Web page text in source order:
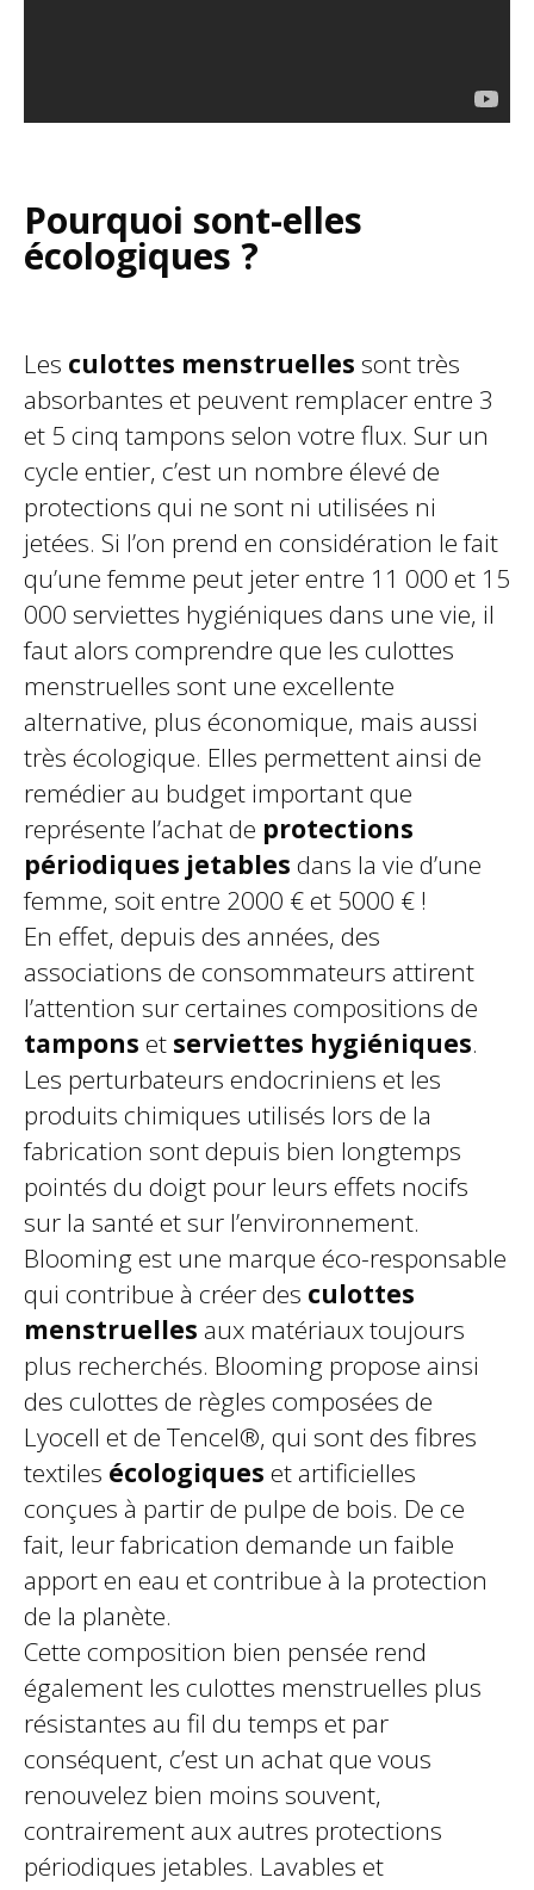
Pourquoi sont-elles
écologiques ?
Les culottes menstruelles sont très
absorbantes et peuvent remplacer entre 3
et 5 cinq tampons selon votre flux. Sur un
cycle entier, c’est un nombre élevé de
protections qui ne sont ni utilisées ni
jetées. Si l’on prend en considération le fait
qu’une femme peut jeter entre 11 000 et 15
000 serviettes hygiéniques dans une vie, il
faut alors comprendre que les culottes
menstruelles sont une excellente
alternative, plus économique, mais aussi
très écologique. Elles permettent ainsi de
remédier au budget important que
représente l’achat de protections
périodiques jetables dans la vie d’une
femme, soit entre 2000 € et 5000 € !
En effet, depuis des années, des
associations de consommateurs attirent
l’attention sur certaines compositions de
tampons et serviettes hygiéniques.
Les perturbateurs endocriniens et les
produits chimiques utilisés lors de la
fabrication sont depuis bien longtemps
pointés du doigt pour leurs effets nocifs
sur la santé et sur l’environnement.
Blooming est une marque éco-responsable
qui contribue à créer des culottes
menstruelles aux matériaux toujours
plus recherchés. Blooming propose ainsi
des culottes de règles composées de
Lyocell et de Tencel®, qui sont des fibres
textiles écologiques et artificielles
conçues à partir de pulpe de bois. De ce
fait, leur fabrication demande un faible
apport en eau et contribue à la protection
de la planète.
Cette composition bien pensée rend
également les culottes menstruelles plus
résistantes au fil du temps et par
conséquent, c’est un achat que vous
renouvelez bien moins souvent,
contrairement aux autres protections
périodiques jetables. Lavables et